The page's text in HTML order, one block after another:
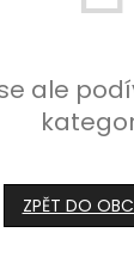
ale
ZPĚT DO